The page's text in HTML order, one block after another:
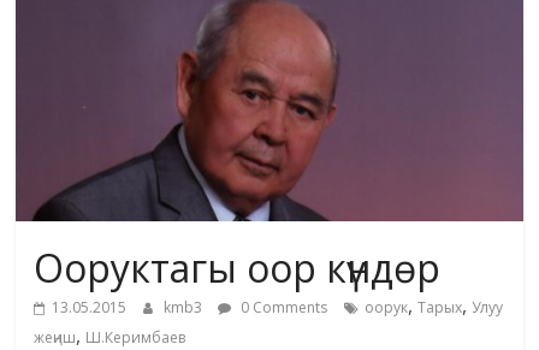
Ооруктагы оор күндөр
13.05.2015 kmb3 0 Comments оорук,Тарых, Улуу
жеңиш, Ш.Керимбаев